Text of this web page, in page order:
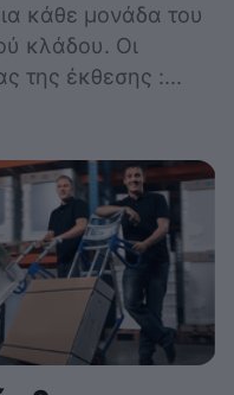
κάθε μονάδα του
κλάδου. Οι
της έκθεσης :...